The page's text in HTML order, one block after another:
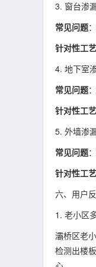
3. 窗台渗
常见问题
针对性工艺
4. 地下室
常见问题
针对性工艺
5. 外墙渗
常见问题
针对性工艺
六、用户
1. 老小区
灞桥区老
检测出楼